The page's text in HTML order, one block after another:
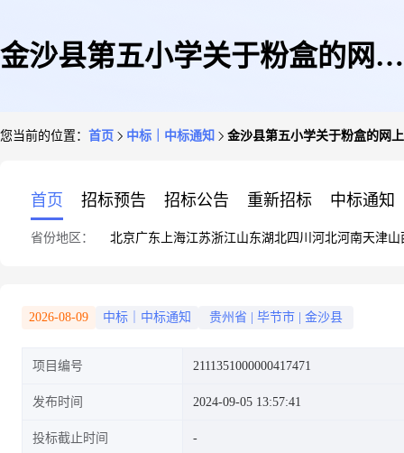
金沙县第五小学关于粉盒的网上
您当前的位置： 首页 中标｜中标通知 金沙县第五小学关于粉盒的网
首页 招标预告 招标公告 重新招标 中标通知
省份地区： 北京广东 上海江苏浙江山东湖北四川 河北河南天津山
2026-08-09 中标｜中标通知 贵州省 毕节市 金沙县
项目编号 2111351000000417471
发布时间 2024-09-05 13:57:41
投标截止时间